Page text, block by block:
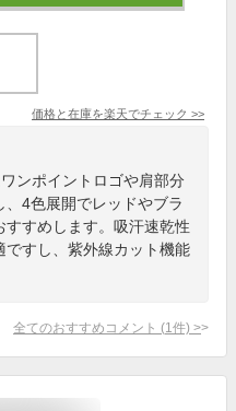
価格と在庫を楽天でチェック >>
ンポイントロゴや肩部分
4色展開でレッドやブラ
すすめします。吸汗速乾性
すし、紫外線カット機能
全てのおすすめコメント (1 件) >